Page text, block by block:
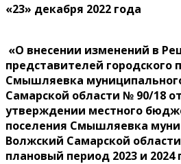
«23» декабря 2022
№ 155/
«О внесении изменений в
представителей городского
Смышляевка
Самарской области № 90/18
утверждении местного
поселения Смышляевка
Волжский Самарской области
плановый период 2023 и 2024